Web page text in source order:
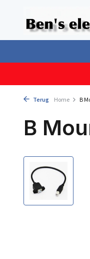
Terug Home B
B